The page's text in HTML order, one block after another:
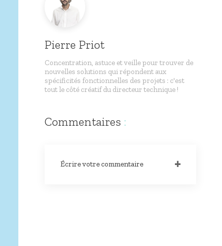
Pierre Priot
Concentration, astuce et veille pour trouver de
nouvelles solutions qui répondent aux
spécificités fonctionnelles des projets : c'est
tout le côté créatif du directeur technique !
Commentaires :
Écrire votre commentaire